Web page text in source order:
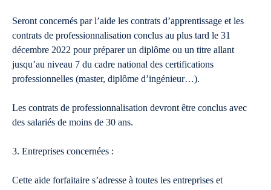
Seront concernés par l’aide les contrats d’apprentissage et les
contrats de professionnalisation conclus au plus tard le 31
décembre 2022 pour préparer un diplôme ou un titre allant
jusqu’au niveau 7 du cadre national des certifications
professionnelles (master, diplôme d’ingénieur…).
Les contrats de professionnalisation devront être conclus avec
des salariés de moins de 30 ans.
3. Entreprises concernées :
Cette aide forfaitaire s’adresse à toutes les entreprises et